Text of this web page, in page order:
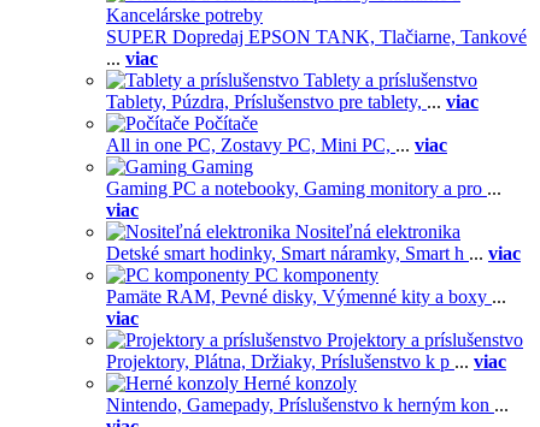
Kancelárske potreby
SUPER Dopredaj EPSON TANK, Tlačiarne, Tankové
... viac
Tablety a príslušenstvo
Tablety, Púzdra, Príslušenstvo pre tablety, ... viac
Počítače
All in one PC, Zostavy PC, Mini PC, ... viac
Gaming
Gaming PC a notebooky, Gaming monitory a pro ...
viac
Nositeľná elektronika
Detské smart hodinky, Smart náramky, Smart h ... viac
PC komponenty
Pamäte RAM, Pevné disky, Výmenné kity a boxy ...
viac
Projektory a príslušenstvo
Projektory, Plátna, Držiaky, Príslušenstvo k p ... viac
Herné konzoly
Nintendo, Gamepady, Príslušenstvo k herným kon ...